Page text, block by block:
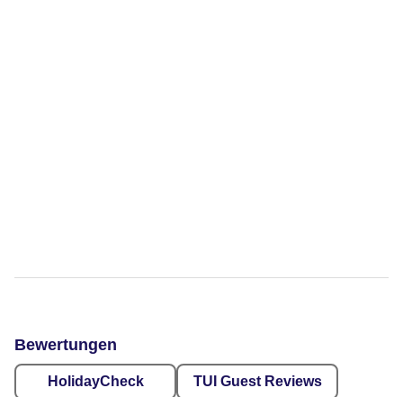
Bewertungen
HolidayCheck TUI Guest Reviews